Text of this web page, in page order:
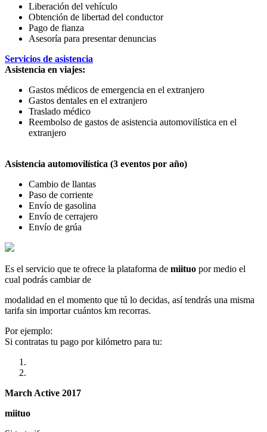
Liberación del vehículo
Obtención de libertad del conductor
Pago de fianza
Asesoría para presentar denuncias
Servicios de asistencia
Asistencia en viajes:
Gastos médicos de emergencia en el extranjero
Gastos dentales en el extranjero
Traslado médico
Reembolso de gastos de asistencia automovilística en el
extranjero
Asistencia automovilística (3 eventos por año)
Cambio de llantas
Paso de corriente
Envío de gasolina
Envío de cerrajero
Envío de grúa
Es el servicio que te ofrece la plataforma de miituo por medio el
cual podrás cambiar de
modalidad en el momento que tú lo decidas, así tendrás una misma
tarifa sin importar cuántos km recorras.
Por ejemplo:
Si contratas tu pago por kilómetro para tu:
March Active 2017
miituo